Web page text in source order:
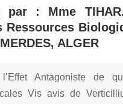
par : Mme
ALGER
Antagoniste de
Vis avis de